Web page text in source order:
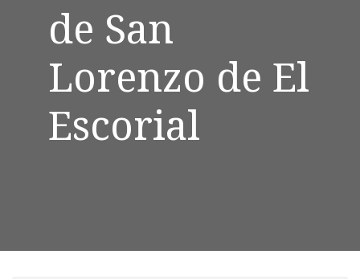
de San
Lorenzo de El
Escorial